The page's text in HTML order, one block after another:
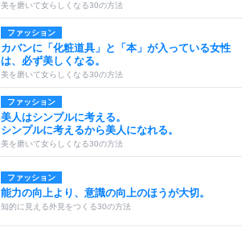
美を磨いて女らしくなる30の方法
ファッション
カバンに「化粧道具」と「本」が入っている女性
は、必ず美しくなる。
美を磨いて女らしくなる30の方法
ファッション
美人はシンプルに考える。
シンプルに考えるから美人になれる。
美を磨いて女らしくなる30の方法
ファッション
能力の向上より、意識の向上のほうが大切。
知的に見える外見をつくる30の方法